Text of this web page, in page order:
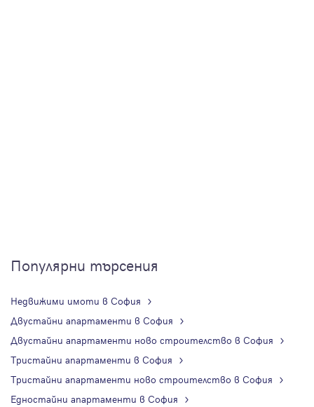
Популярни търсения
Недвижими имоти в София
Двустайни апартаменти в София
Двустайни апартаменти ново строителство в София
Тристайни апартаменти в София
Тристайни апартаменти ново строителство в София
Едностайни апартаменти в София